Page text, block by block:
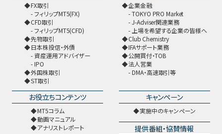
FX取引
フィリップMT5(FX)
CFD取引
フィリップMT5(CFD)
先物取引
日本株投信・外債
資産運用アドバイザー
IPO
外国株取引
ST取引
企業金融
TOKYO PRO Market
J-Adviser関連業務
上場を希望する企業の皆様へ
Club Chemistry
IFAサポート業務
公開買付・TOB
法人営業
DMA・高速取引等
お役立ちコンテンツ
MT5コラム
動画マニュアル
アナリストレポート
キャンペーン
実施中のキャンペーン
提供番組・協賛情報